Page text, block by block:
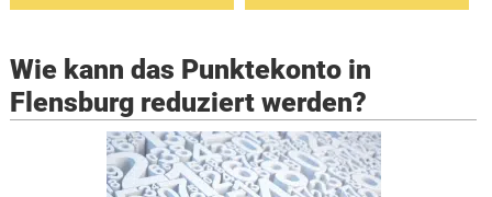
Wie kann das Punktekonto in
Flensburg reduziert werden?